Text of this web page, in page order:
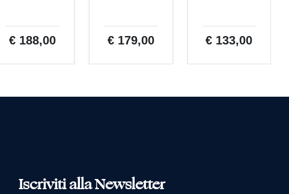
€ 188,00 € 179,00 € 133,00
Iscriviti alla Newsletter